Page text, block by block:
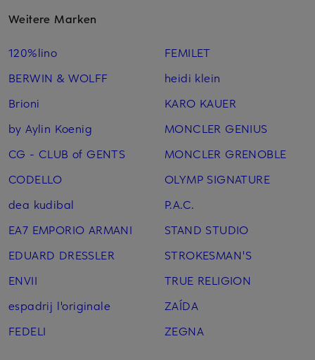
Weitere Marken
120%lino
BERWIN & WOLFF
Brioni
by Aylin Koenig
CG - CLUB of GENTS
CODELLO
dea kudibal
EA7 EMPORIO ARMANI
EDUARD DRESSLER
ENVII
espadrij l'originale
FEDELI
FEMILET
heidi klein
KARO KAUER
MONCLER GENIUS
MONCLER GRENOBLE
OLYMP SIGNATURE
P.A.C.
STAND STUDIO
STROKESMAN'S
TRUE RELIGION
ZAÍDA
ZEGNA